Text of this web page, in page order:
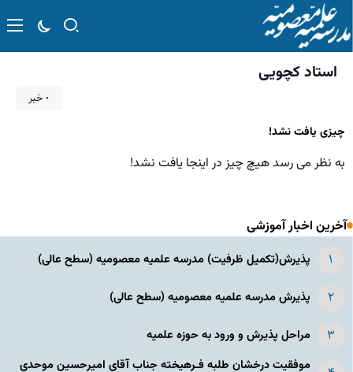
استاد کچویی
۰ خبر
چیزی یافت نشد!
به نظر می رسد هیچ چیز در اینجا یافت نشد!
آخرین اخبار آموزشی
پذیرش(تکمیل ظرفیت) مدرسه علمیه معصومیه‌ (سطح عالی)
پذیرش مدرسه علمیه معصومیه‌ (سطح عالی)
مراحل پذیرش و ورود به حوزه علمیه
موفقیت درخشان طلبه فـرهیخته جناب آقای امیرحسین موحدی